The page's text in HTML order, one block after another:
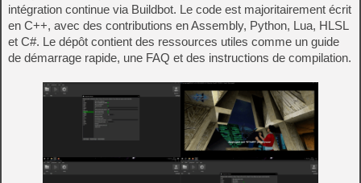
intégration continue via Buildbot. Le code est majoritairement écrit
en C++, avec des contributions en Assembly, Python, Lua, HLSL
et C#. Le dépôt contient des ressources utiles comme un guide
de démarrage rapide, une FAQ et des instructions de compilation.